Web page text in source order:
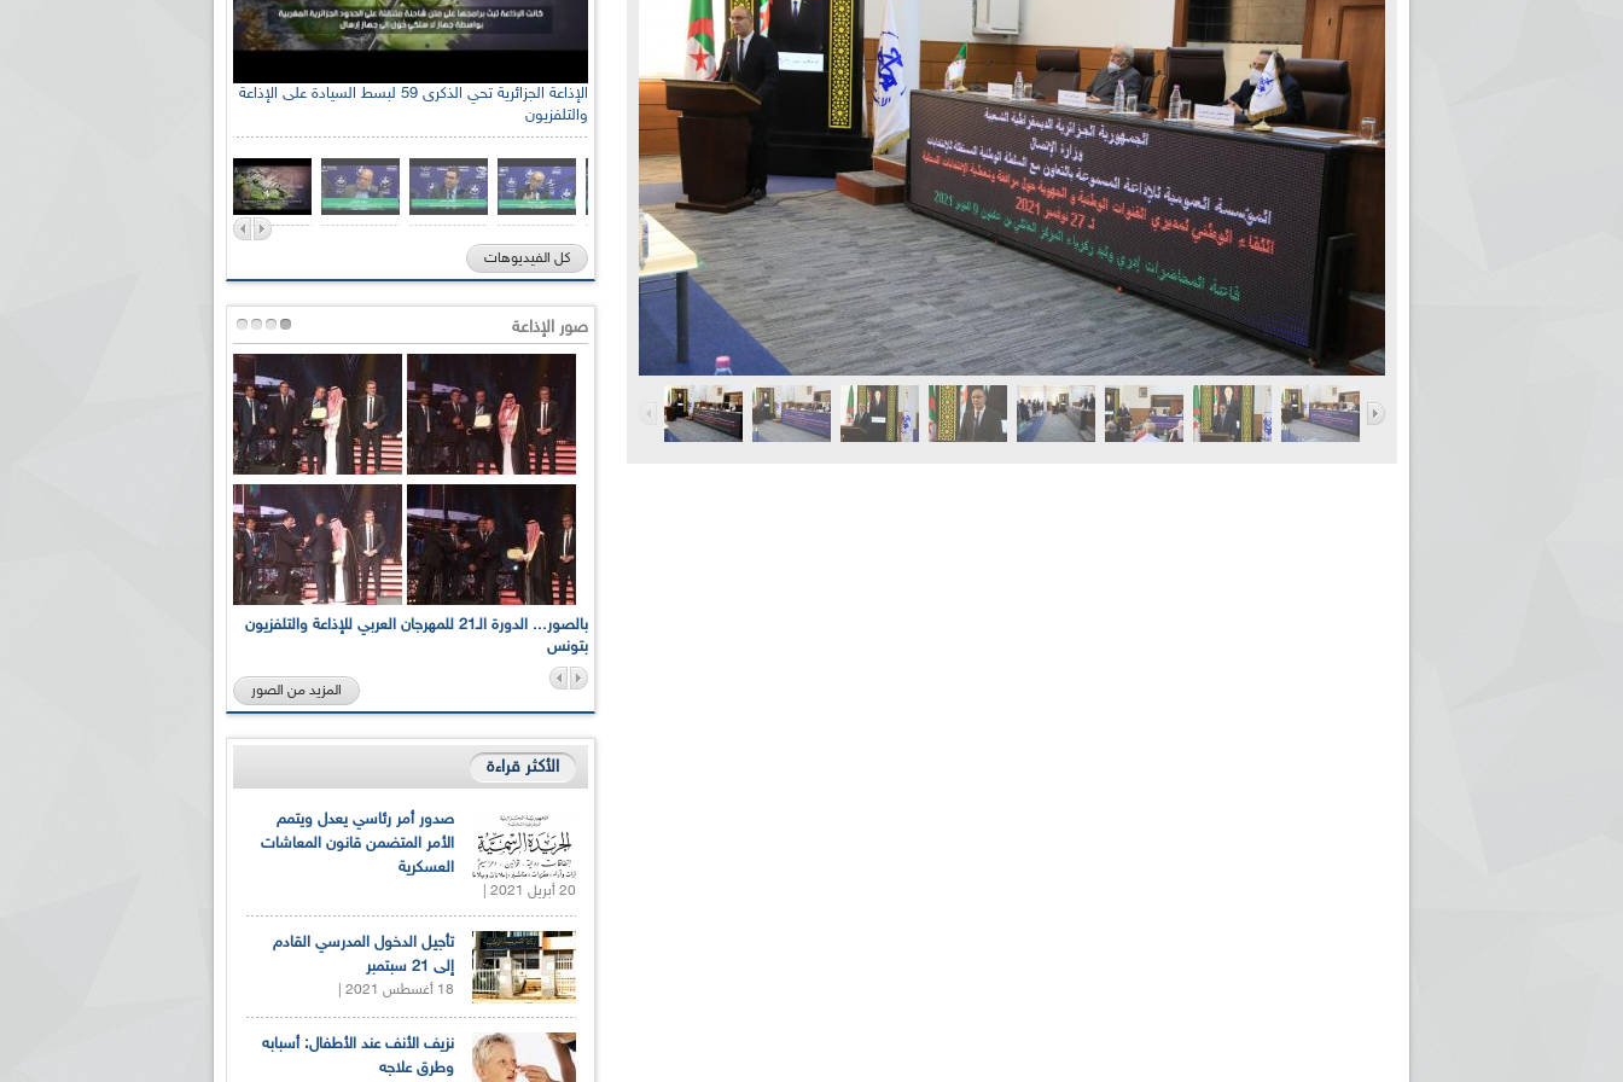
الإذاعة الجزائرية تحي الذكرى 59 لبسط السيادة على الإذاعة
والتلفزيون
رئيس اللجنة الوطنية الجزائرية للتضامن مع الشعب
الصحراوي السيد سعيد العياشي
كل الفيديوهات
صور الإذاعة
بالصور... الدورة الـ21 للمهرجان العربي للإذاعة والتلفزيون
بتونس
المزيد من الصور
الأكثر قراءة
صدور أمر رئاسي يعدل ويتمم
الأمر المتضمن قانون المعاشات
العسكرية
20 أبريل 2021 |
تأجيل الدخول المدرسي القادم
إلى 21 سبتمبر
18 أغسطس 2021 |
نزيف الأنف عند الأطفال: أسبابه
وطرق علاجه